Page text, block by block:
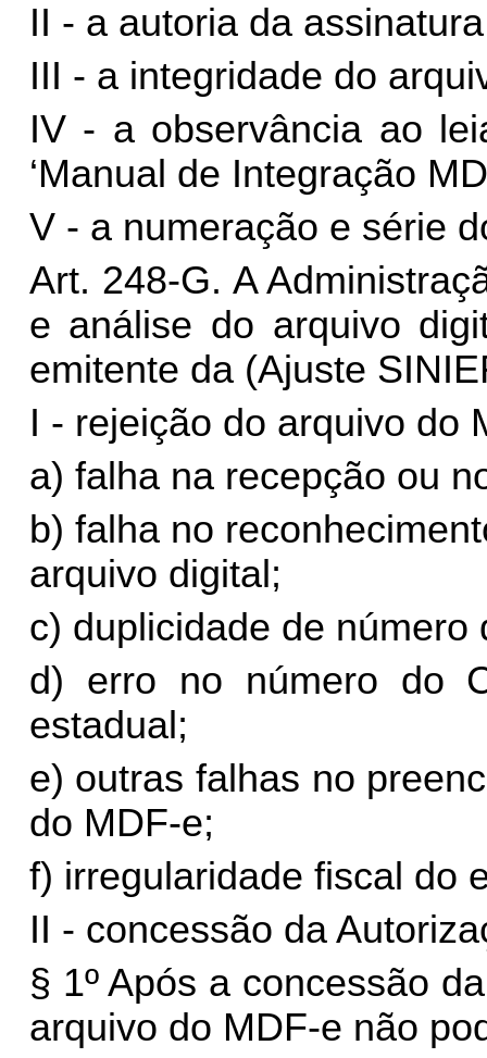
II - a autoria da
III - a integridade do
IV - a observância ao
‘Manual de Integração
V - a numeração e série
Art. 248-G.A
e análise do arquivo
emitente da (Ajuste
I - rejeição do arquivo do
a) falha na recepção ou
b) falha no
arquivo digital;
c) duplicidade de número
d) erro no número do
estadual;
e) outras falhas no
do MDF-e;
f) irregularidade fiscal do
II - concessão da
§ 1º Após a concessão
arquivo do MDF-e não